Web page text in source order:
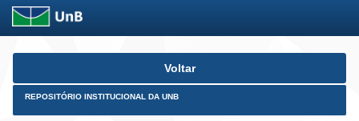
Skip
Voltar
REPOSITÓRIO INSTITUCIONAL DA UNB